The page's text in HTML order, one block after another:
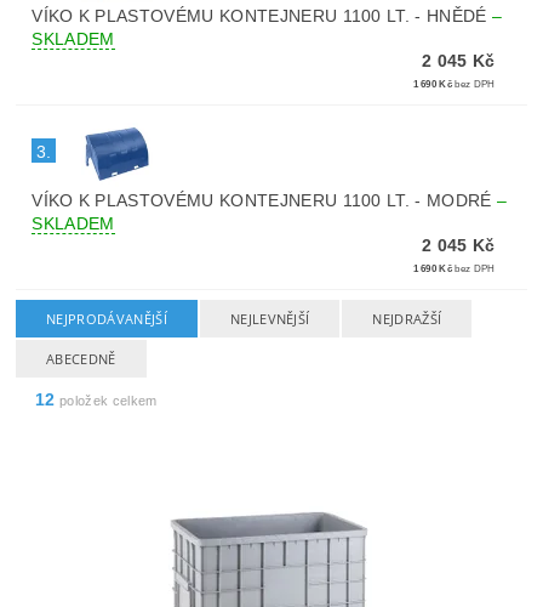
VÍKO K PLASTOVÉMU KONTEJNERU 1100 LT. - HNĚDÉ –
SKLADEM
2 045 Kč
1 690 Kč bez DPH
3.
VÍKO K PLASTOVÉMU KONTEJNERU 1100 LT. - MODRÉ –
SKLADEM
2 045 Kč
1 690 Kč bez DPH
NEJPRODÁVANĚJŠÍ NEJLEVNĚJŠÍ NEJDRAŽŠÍ
ABECEDNĚ
12 položek celkem